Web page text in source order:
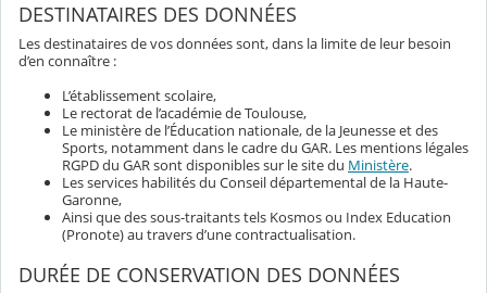
DESTINATAIRES DES DONNÉES
Les destinataires de vos données sont, dans la limite de leur besoin
d’en connaître :
L’établissement scolaire,
Le rectorat de l’académie de Toulouse,
Le ministère de l’Éducation nationale, de la Jeunesse et des
Sports, notamment dans le cadre du GAR. Les mentions légales
RGPD du GAR sont disponibles sur le site du Ministère.
Les services habilités du Conseil départemental de la Haute-
Garonne,
Ainsi que des sous-traitants tels Kosmos ou Index Education
(Pronote) au travers d’une contractualisation.
DURÉE DE CONSERVATION DES DONNÉES